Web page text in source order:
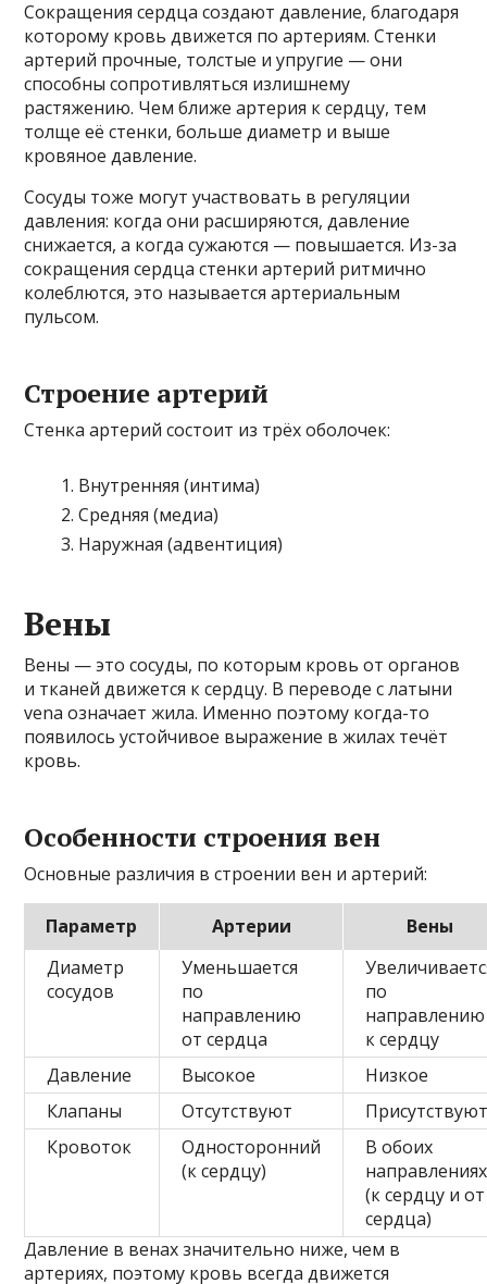
Сокращения сердца создают давление, благодаря
которому кровь движется по артериям. Стенки
артерий прочные, толстые и упругие — они
способны сопротивляться излишнему
растяжению. Чем ближе артерия к сердцу, тем
толще её стенки, больше диаметр и выше
кровяное давление.
Сосуды тоже могут участвовать в регуляции
давления: когда они расширяются, давление
снижается, а когда сужаются — повышается. Из-за
сокращения сердца стенки артерий ритмично
колеблются, это называется артериальным
пульсом.
Строение артерий
Стенка артерий состоит из трёх оболочек:
Внутренняя (интима)
Средняя (медиа)
Наружная (адвентиция)
Вены
Вены — это сосуды, по которым кровь от органов
и тканей движется к сердцу. В переводе с латыни
vena означает жила. Именно поэтому когда-то
появилось устойчивое выражение в жилах течёт
кровь.
Особенности строения вен
Основные различия в строении вен и артерий:
Параметр Артерии
Вены
Диаметр
сосудов
Уменьшается
по
направлению
от сердца
по
направлению
к сердцу
Давление
Высокое
Низкое
Клапаны
Отсутствуют
Кровоток
Односторонний
(к сердцу)
В обоих
направлениях
(к сердцу и от
сердца)
Давление в венах значительно ниже, чем в
артериях, поэтому кровь всегда движется